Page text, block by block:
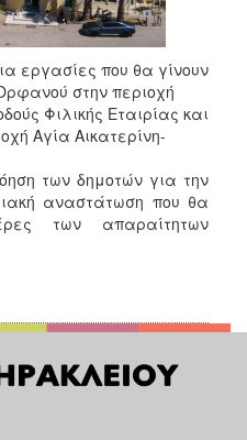
εργασίες που θα γίνουν
στην περιοχή
Φιλικής Εταιρίας και
Αγία Αικατερίνη-
των δημοτών για την
αναστάτωση που θα
των απαραίτητων